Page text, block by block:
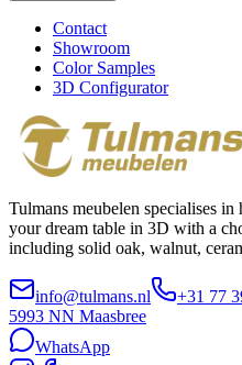
Contact
Showroom
Color Samples
3D Configurator
Tulmans meubelen specialises
your dream table in 3D with a
including solid oak, walnut,
info@tulmans.nl +31 77
5993 NN Maasbree
WhatsApp